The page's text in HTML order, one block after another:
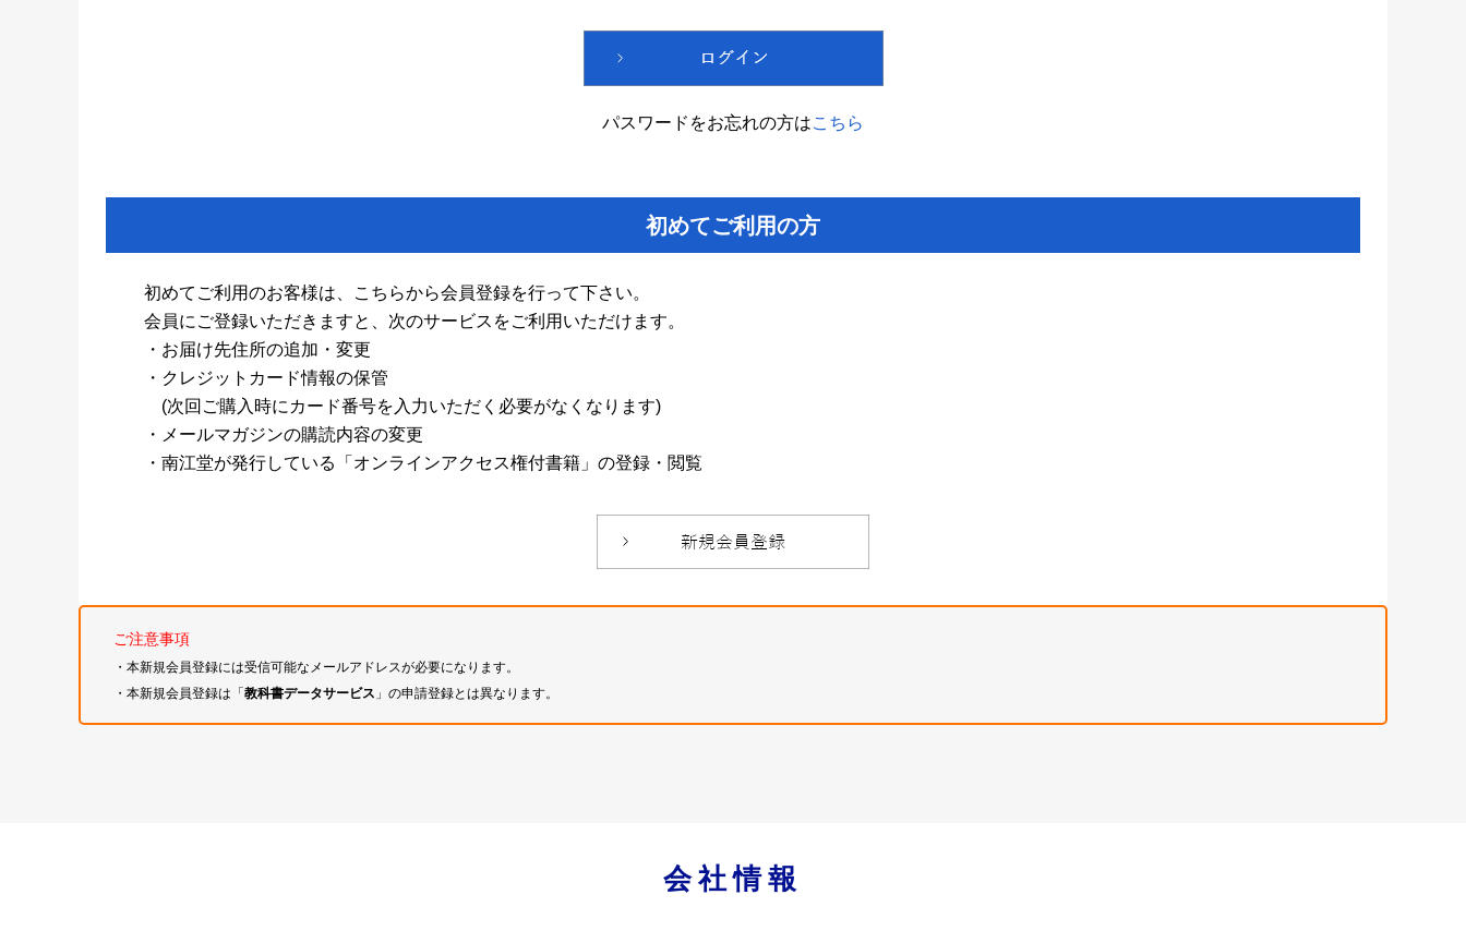
パスワードをお忘れの方はこちら
初めてご利用の方
初めてご利用のお客様は、こちらから会員登録を行って下さい。
会員にご登録いただきますと、次のサービスをご利用いただけます。
・お届け先住所の追加・変更
・クレジットカード情報の保管
(次回ご購入時にカード番号を入力いただく必要がなくなります)
・メールマガジンの購読内容の変更
・南江堂が発行している「オンラインアクセス権付書籍」の登録・閲覧
ご注意事項
・本新規会員登録には受信可能なメールアドレスが必要になります。
・本新規会員登録は「教科書データサービス 」の申請登録とは異なります。
会社情報